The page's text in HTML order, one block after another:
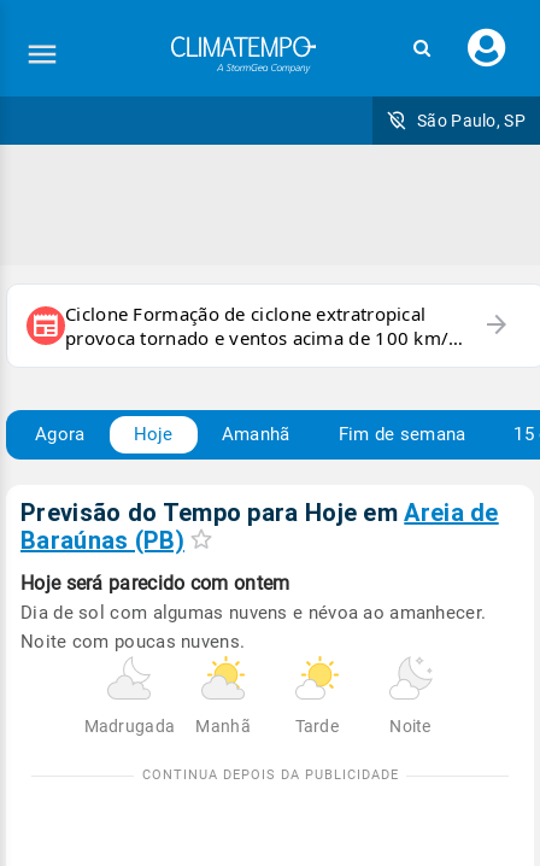
seu
São Paulo, SP
newspaper Ciclone Formação de ciclone extratropical
provoca tornado e ventos acima de 100 km/h
no RS
arrow_forward
Agora Hoje Amanhã Fim de semana 15
Previsão do Tempo para Hoje emAreia de
Baraúnas (PB)
Hoje será parecido com ontem
Dia de sol com algumas nuvens e névoa ao amanhecer.
Noite com poucas nuvens.
Madrugada Manhã Tarde Noite